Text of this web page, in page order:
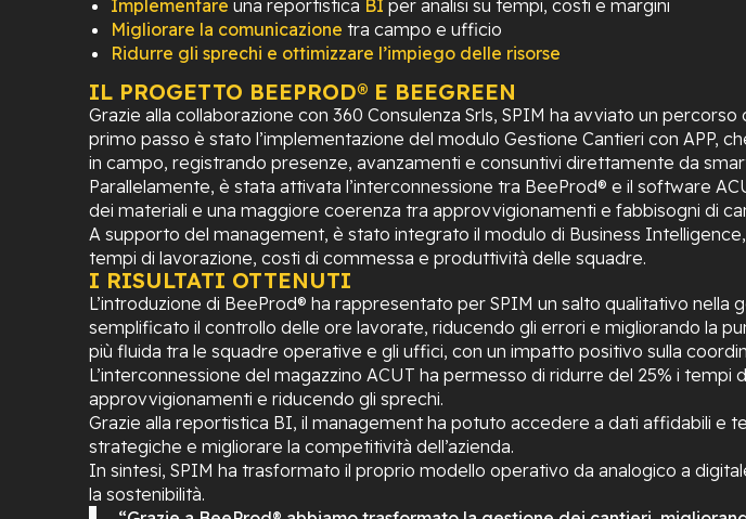
Implementare una reportistica BI per analisi su tempi, costi e margini
Migliorare la comunicazione tra campo e ufficio
Ridurre gli sprechi e ottimizzare l’impiego delle risorse
IL PROGETTO BEEPROD® E BEEGREEN
Grazie alla collaborazione con 360 Consulenza Srls, SPIM ha avviato un
primo passo è stato l’implementazione del modulo Gestione Cantieri con APP,
in campo, registrando presenze, avanzamenti e consuntivi direttamente da
Parallelamente, è stata attivata l’interconnessione tra BeeProd® e il software
dei materiali e una maggiore coerenza tra approvvigionamenti e fabbisogni di
A supporto del management, è stato integrato il modulo di Business
tempi di lavorazione, costi di commessa e produttività delle squadre.
I RISULTATI OTTENUTI
L’introduzione di BeeProd® ha rappresentato per SPIM un salto qualitativo
semplificato il controllo delle ore lavorate, riducendo gli errori e migliorando la
più fluida tra le squadre operative e gli uffici, con un impatto positivo sulla
L’interconnessione del magazzino ACUT ha permesso di ridurre del 25% i
approvvigionamenti e riducendo gli sprechi.
Grazie alla reportistica BI, il management ha potuto accedere a dati affidabili e
strategiche e migliorare la competitività dell’azienda.
In sintesi, SPIM ha trasformato il proprio modello operativo da analogico a
la sostenibilità.